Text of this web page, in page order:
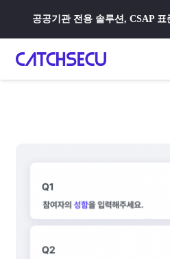
공공기관 전용 솔루션, CSAP